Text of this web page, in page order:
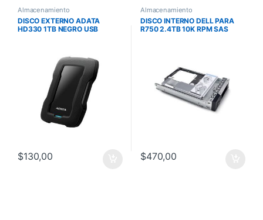
Almacenamiento
DISCO EXTERNO ADATA
HD330 1TB NEGRO USB
$130,00
Almacenamiento
DISCO INTERNO DELL PARA
R750 2.4TB 10K RPM SAS
$470,00